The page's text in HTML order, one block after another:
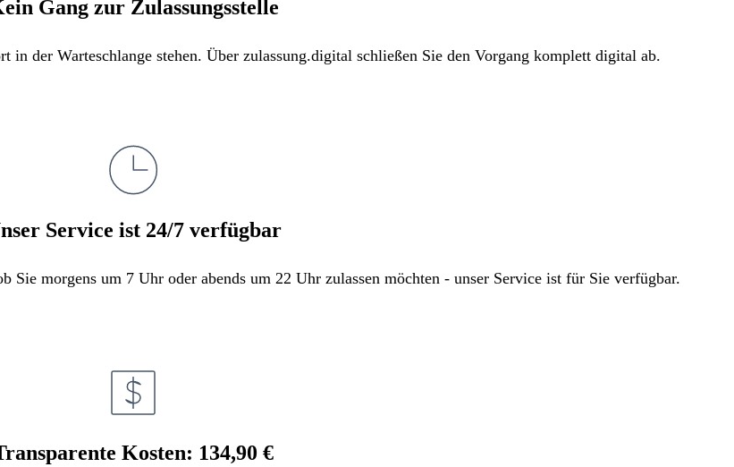
Gang zur Zulassungsstelle
in der Warteschlange stehen. Über zulassung.digital schließen Sie den Vorgang komplett digital ab.
Service ist 24/7 verfügbar
Sie morgens um 7 Uhr oder abends um 22 Uhr zulassen möchten - unser Service ist für Sie verfügbar.
Kosten: 134,90 €